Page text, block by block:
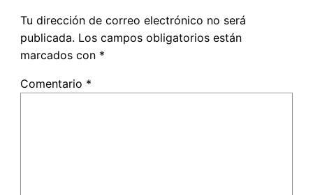
Tu dirección de correo electrónico no será
publicada. Los campos obligatorios están
marcados con *
Comentario *